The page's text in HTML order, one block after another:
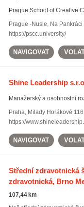
Prague School of Creative
Prague -Nusle, Na Pankráci
https://pscc.university/
NAVIGOVAT
Shine Leadership
Manažerský a osobnostní
Praha, Milady Horákové 116
https://
NAVIGOVAT
Střední zdravotnická
zdravotnická, Brno
107,44 km